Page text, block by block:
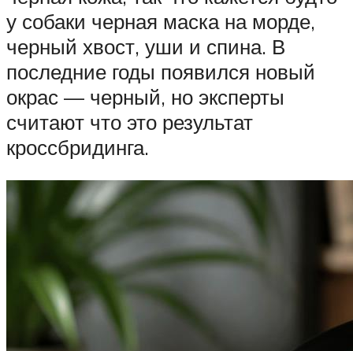
у собаки черная маска на морде,
черный хвост, уши и спина. В
последние годы появился новый
окрас — черный, но эксперты
считают что это результат
кроссбридинга.